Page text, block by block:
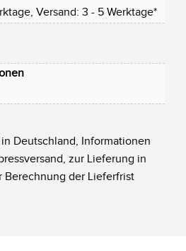
Versand: 3 - 5 Werktage*
Deutschland, Informationen
zur Lieferung in
Berechnung der Lieferfrist